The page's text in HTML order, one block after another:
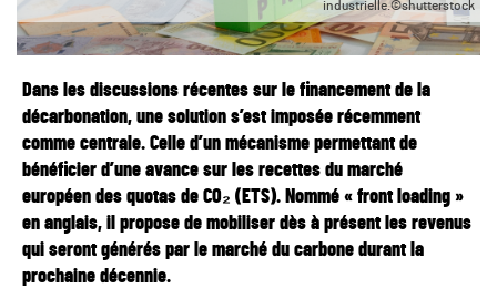
industrielle.©shutterstock
Dans les discussions récentes sur le financement de la
décarbonation, une solution s’est imposée récemment
comme centrale. Celle d’un mécanisme permettant de
bénéficier d’une avance sur les recettes du marché
européen des quotas de CO₂ (ETS). Nommé « front loading »
en anglais, il propose de mobiliser dès à présent les revenus
qui seront générés par le marché du carbone durant la
prochaine décennie.